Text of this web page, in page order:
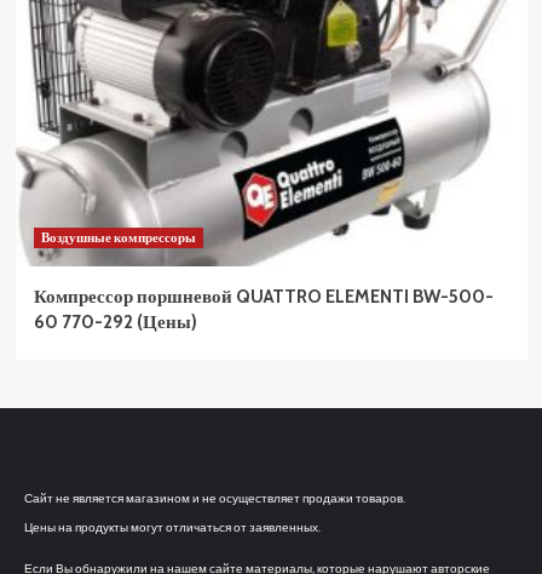
Воздушные компрессоры
Компрессор поршневой QUATTRO ELEMENTI BW-500-
60 770-292 (Цены)
Сайт не является магазином и не осуществляет продажи товаров.
Цены на продукты могут отличаться от заявленных.
Если Вы обнаружили на нашем сайте материалы, которые нарушают авторские